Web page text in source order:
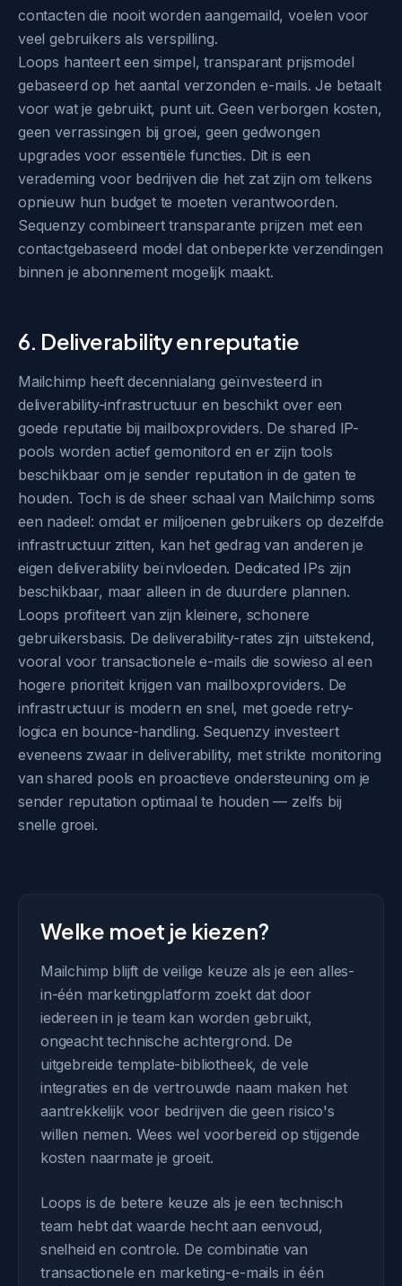
contacten die nooit worden aangemaild, voelen voor
veel gebruikers als verspilling.
Loops hanteert een simpel, transparant prijsmodel
gebaseerd op het aantal verzonden e-mails. Je betaalt
voor wat je gebruikt, punt uit. Geen verborgen kosten,
geen verrassingen bij groei, geen gedwongen
upgrades voor essentiële functies. Dit is een
verademing voor bedrijven die het zat zijn om telkens
opnieuw hun budget te moeten verantwoorden.
Sequenzy combineert transparante prijzen met een
contactgebaseerd model dat onbeperkte verzendingen
binnen je abonnement mogelijk maakt.
6. Deliverability en reputatie
Mailchimp heeft decennialang geïnvesteerd in
deliverability-infrastructuur en beschikt over een
goede reputatie bij mailboxproviders. De shared IP-
pools worden actief gemonitord en er zijn tools
beschikbaar om je sender reputation in de gaten te
houden. Toch is de sheer schaal van Mailchimp soms
een nadeel: omdat er miljoenen gebruikers op dezelfde
infrastructuur zitten, kan het gedrag van anderen je
eigen deliverability beïnvloeden. Dedicated IPs zijn
beschikbaar, maar alleen in de duurdere plannen.
Loops profiteert van zijn kleinere, schonere
gebruikersbasis. De deliverability-rates zijn uitstekend,
vooral voor transactionele e-mails die sowieso al een
hogere prioriteit krijgen van mailboxproviders. De
infrastructuur is modern en snel, met goede retry-
logica en bounce-handling. Sequenzy investeert
eveneens zwaar in deliverability, met strikte monitoring
van shared pools en proactieve ondersteuning om je
sender reputation optimaal te houden — zelfs bij
snelle groei.
Welke moet je kiezen?
Mailchimp blijft de veilige keuze als je een alles-
in-één marketingplatform zoekt dat door
iedereen in je team kan worden gebruikt,
ongeacht technische achtergrond. De
uitgebreide template-bibliotheek, de vele
integraties en de vertrouwde naam maken het
aantrekkelijk voor bedrijven die geen risico's
willen nemen. Wees wel voorbereid op stijgende
kosten naarmate je groeit.
Loops is de betere keuze als je een technisch
team hebt dat waarde hecht aan eenvoud,
snelheid en controle. De combinatie van
transactionele en marketing-e-mails in één